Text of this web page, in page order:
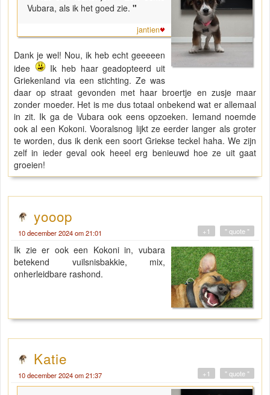
Vubara, als ik het goed zie. "
jantien
Dank je wel! Nou, ik heb echt geeeeen
idee
Ik heb haar geadopteerd uit
Griekenland via een stichting. Ze was
daar op straat gevonden met haar broertje en zusje maar
zonder moeder. Het is me dus totaal onbekend wat er allemaal
in zit. Ik ga de Vubara ook eens opzoeken. Iemand noemde
ook al een Kokoni. Vooralsnog lijkt ze eerder langer als groter
te worden, dus ik denk een soort Griekse teckel haha. We zijn
zelf in ieder geval ook heeel erg benieuwd hoe ze uit gaat
groeien!
yooop
10 december 2024 om 21:01 " quote "
+1
Ik zie er ook een Kokoni in, vubara
betekend vuilsnisbakkie, mix,
onherleidbare rashond.
Katie
10 december 2024 om 21:37 " quote "
+1